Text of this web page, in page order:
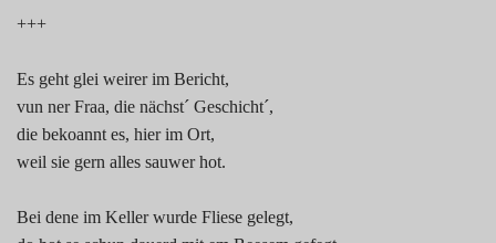
+++
Es geht glei weirer im Bericht,
vun ner Fraa, die nächst´ Geschicht´,
die bekoannt es, hier im Ort,
weil sie gern alles sauwer hot.
Bei dene im Keller wurde Fliese gelegt,